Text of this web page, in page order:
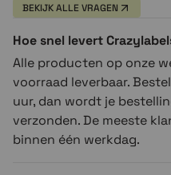
BEKIJK ALLE VRAGEN
Hoe snel levert
Alle producten op onze
voorraad leverbaar.
uur, dan wordt je
verzonden. De meeste
binnen één werkdag.